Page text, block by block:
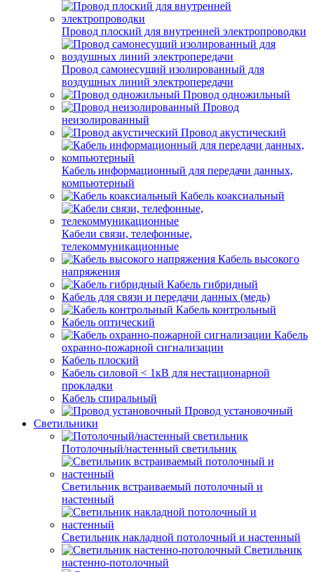
Провод плоский для внутренней электропроводки
Провод самонесущий изолированный для
воздушных линий электропередачи
Провод одножильный
Провод
неизолированный
Провод акустический
Кабель информационный для передачи данных,
компьютерный
Кабель коаксиальный
Кабели связи, телефонные,
телекоммуникационные
Кабель высокого
напряжения
Кабель гибридный
Кабель для связи и передачи данных (медь)
Кабель контрольный
Кабель оптический
Кабель
охранно-пожарной сигнализации
Кабель плоский
Кабель силовой < 1кВ для нестационарной
прокладки
Кабель спиральный
Провод установочный
Светильники
Потолочный/настенный светильник
Светильник встраиваемый потолочный и
настенный
Светильник накладной потолочный и настенный
Светильник
настенно-потолочный